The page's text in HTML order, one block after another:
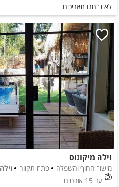
לא נבחרו תאריכים
וילה מיקונוס
מישור החוף והשפלה פתח תקווה
וילה 5 חדרים
עד 15 אורחים